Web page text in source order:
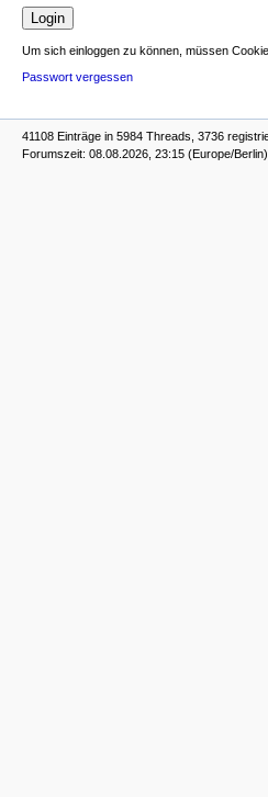
Um sich einloggen zu können, müssen
Passwort vergessen
41108 Einträge in 5984 Threads, 3736
Forumszeit: 08.08.2026, 23:15 (Europe/Berlin)